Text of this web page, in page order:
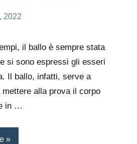
2022
il ballo è sempre stata
si sono espressi gli esseri
Il ballo, infatti, serve a
alla prova il corpo
in …